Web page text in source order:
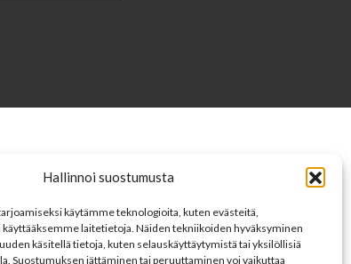
Hallinnoi suostumusta
käytämme teknologioita, kuten evästeitä,
laitetietoja. Näiden tekniikoiden hyväksyminen
käsitellä tietoja, kuten selauskäyttäytymistä tai yksilöllisiä
Suostumuksen jättäminen tai peruuttaminen voi vaikuttaa